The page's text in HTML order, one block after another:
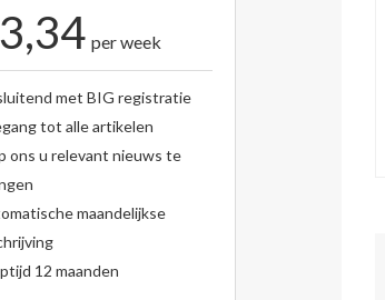
3,34 per week
met BIG registratie
tot alle artikelen
ons u relevant nieuws te
maandelijkse
12 maanden